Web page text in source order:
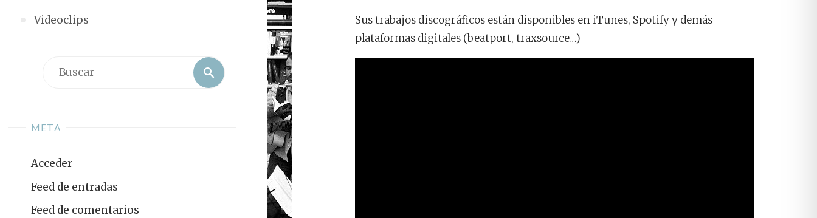
Videoclips
Buscar
META
Acceder
Feed de entradas
Feed de comentarios
Sus trabajos discográficos están disponibles en iTunes, Spotify y demás
plataformas digitales (beatport, traxsource…)